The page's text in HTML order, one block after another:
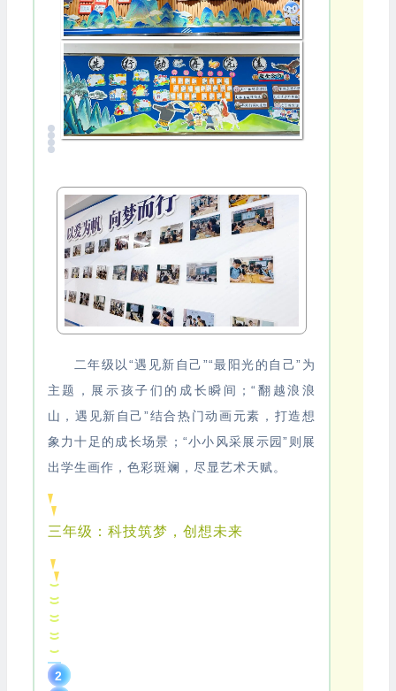
二年级以“遇见新自己”“最阳光的自己”为
主题，展示孩子们的成长瞬间；“翻越浪浪
山，遇见新自己”结合热门动画元素，打造想
象力十足的成长场景；“小小风采展示园”则展
出学生画作，色彩斑斓，尽显艺术天赋。
三年级：科技筑梦，创想未来
2